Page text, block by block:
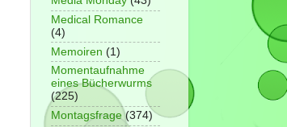
Medical Romance
(4)
Memoiren (1)
Momentaufnahme
eines Bücherwurms
(225)
Montagsfrage (374)